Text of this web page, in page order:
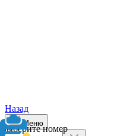
Назад
Выберите номер
Меню